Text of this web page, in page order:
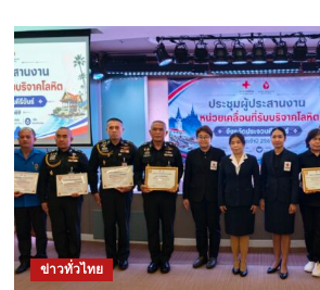
ข่าวทั่วไทย